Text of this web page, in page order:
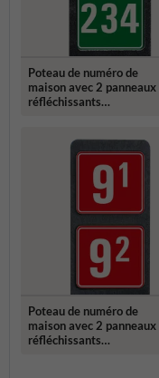
Poteau de numéro de
maison avec 2 panneaux
réfléchissants
Poteau de numéro de
maison avec 2 panneaux
réfléchissants